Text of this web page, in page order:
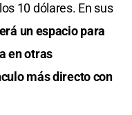
10 dólares. En sus
un espacio para
en otras
más directo con